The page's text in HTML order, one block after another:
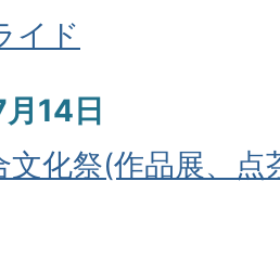
イド
14日
文化祭(作品展、